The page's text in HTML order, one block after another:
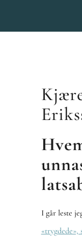
I går leste
«trygdede»,